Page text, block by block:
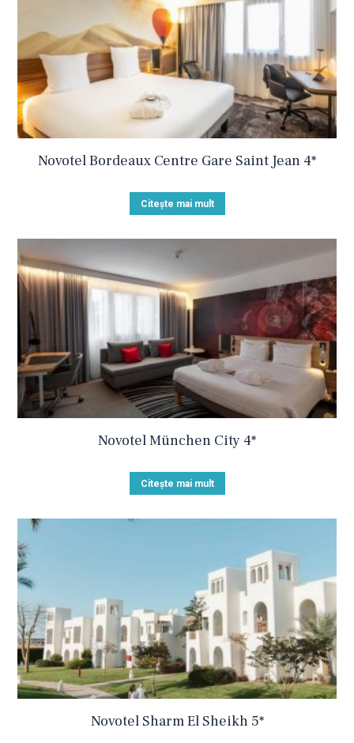
Novotel Bordeaux Centre Gare Saint Jean 4*
Citește mai mult
Novotel München City 4*
Citește mai mult
Novotel Sharm El Sheikh 5*